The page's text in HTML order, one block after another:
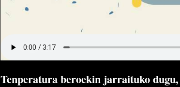
Tenperatura beroekin jarraituko